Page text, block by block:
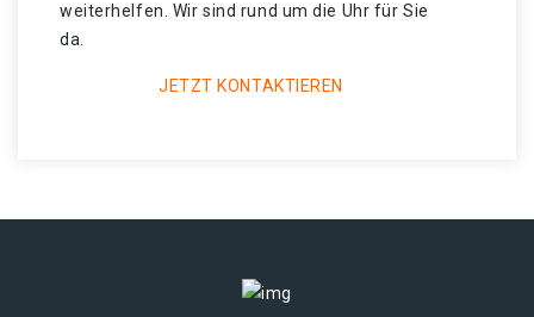
weiterhelfen. Wir sind rund um die Uhr für Sie
da.
JETZT KONTAKTIEREN